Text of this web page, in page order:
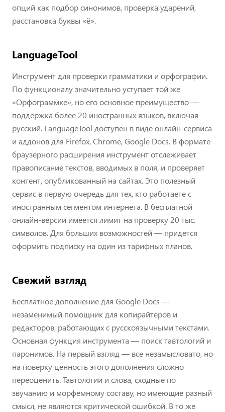
опций как подбор синонимов, проверка ударений,
расстановка буквы «ё».
LanguageTool
Инструмент для проверки грамматики и орфографии.
По функционалу значительно уступает той же
«Орфограммке», но его основное преимущество —
поддержка более 20 иностранных языков, включая
русский. LanguageTool доступен в виде онлайн-сервиса
и аддонов для Firefox, Chrome, Google Docs. В формате
браузерного расширения инструмент отслеживает
правописание текстов, вводимых в поля, и проверяет
контент, опубликованный на сайтах. Это полезный
сервис в первую очередь для тех, кто работаете с
иностранным сегментом интернета. В бесплатной
онлайн-версии имеется лимит на проверку 20 тыс.
символов. Для больших возможностей — придется
оформить подписку на один из тарифных планов.
Свежий взгляд
Бесплатное дополнение для Google Docs —
незаменимый помощник для копирайтеров и
редакторов, работающих с русскоязычными текстами.
Основная функция инструмента — поиск тавтологий и
паронимов. На первый взгляд — все незамысловато, но
на поверку ценность этого дополнения сложно
переоценить. Тавтологии и слова, сходные по
звучанию и морфемному составу, но имеющие разный
смысл, не являются критической ошибкой. В то же